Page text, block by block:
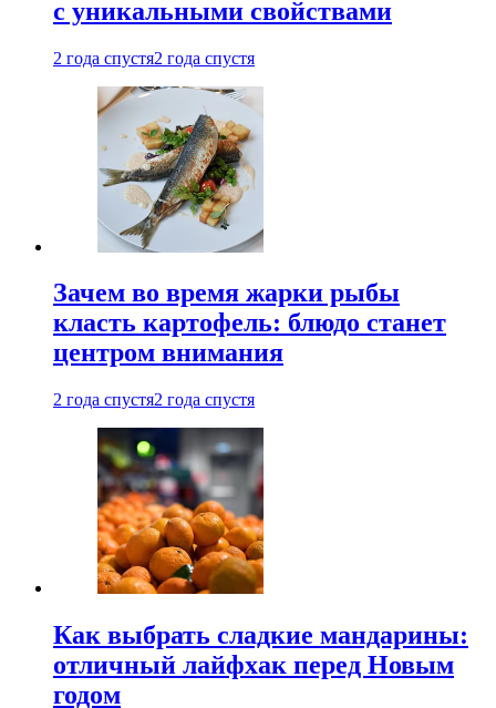
с уникальными свойствами
2 года спустя2 года спустя
Зачем во время жарки рыбы
класть картофель: блюдо станет
центром внимания
2 года спустя2 года спустя
Как выбрать сладкие мандарины:
отличный лайфхак перед Новым
годом